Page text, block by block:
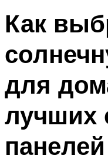
Меню
Как
для
лучших
панелей